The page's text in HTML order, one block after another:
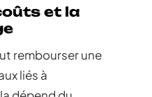
et la
rembourser une
liés à